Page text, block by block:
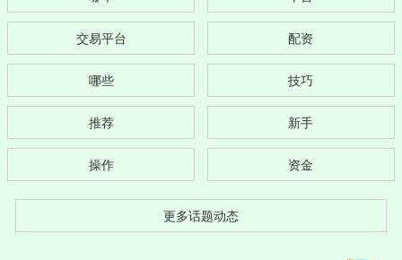
交易平台 配资
哪些 技巧
推荐 新手
操作 资金
更多话题动态